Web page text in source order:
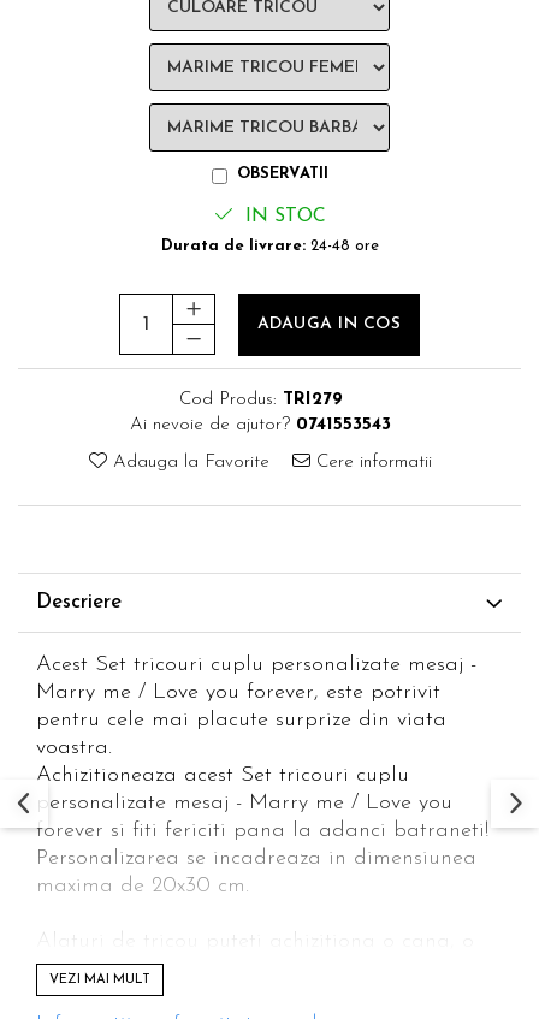
OBSERVATII
IN STOC
Durata de livrare:24-48 ore
ADAUGA IN COS
Cod Produs: TRI279
Ai nevoie de ajutor? 0741553543
Adauga la Favorite Cere informatii
Descriere
Acest Set tricouri cuplu personalizate mesaj -
Marry me / Love you forever, este potrivit
pentru cele mai placute surprize din viata
voastra.
Achizitioneaza acest Set tricouri cuplu
personalizate mesaj - Marry me / Love you
forever si fiti fericiti pana la adanci batraneti!
Personalizarea se incadreaza in dimensiunea
maxima de 20x30 cm.
perna, un breloc cu acelasi design si mesaj.
VEZI MAI MULT